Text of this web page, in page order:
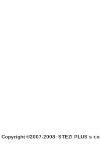
Copyright ©2007-2008: STEZI PLUS s r.o.